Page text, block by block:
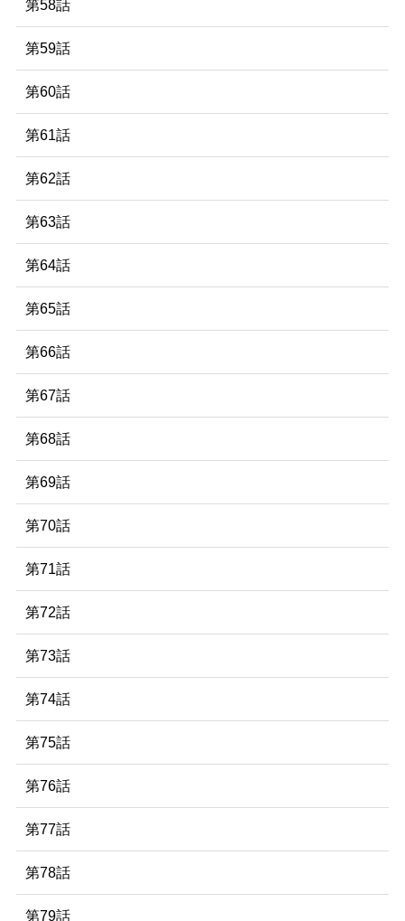
第58話
第59話
第60話
第61話
第62話
第63話
第64話
第65話
第66話
第67話
第68話
第69話
第70話
第71話
第72話
第73話
第74話
第75話
第76話
第77話
第78話
第79話